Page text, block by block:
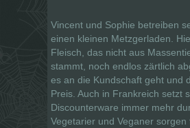
Vincent und Sophie betreiben
einen kleinen Metzgerladen.
Fleisch, das nicht aus
stammt, noch endlos zärtlich
es an die Kundschaft geht und
Preis. Auch in Frankreich setzt
Discounterware immer mehr
Vegetarier und Veganer sorgen